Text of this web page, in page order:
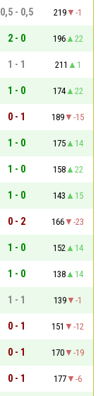
0,5 - 0,5 219
-1
2 - 0 196
22
1 - 1 211
1
1 - 0 174
22
0 - 1 189
-15
1 - 0 175
14
1 - 0 158
22
1 - 0 143
15
0 - 2 166
-23
1 - 0 152
14
1 - 0 138
14
1 - 1 139
-1
0 - 1 151
-12
0 - 1 170
-19
0 - 1 177
-6